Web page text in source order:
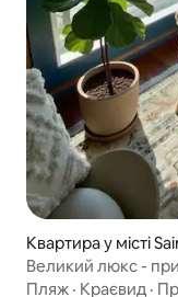
Квартира у місті
Великий люкс -
Пляж · Краєвид ·